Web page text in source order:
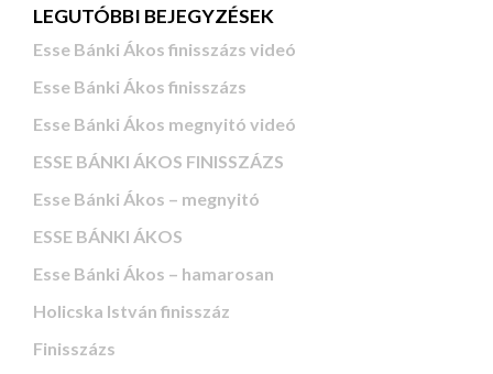
LEGUTÓBBI BEJEGYZÉSEK
Esse Bánki Ákos finisszázs videó
Esse Bánki Ákos finisszázs
Esse Bánki Ákos megnyitó videó
ESSE BÁNKI ÁKOS FINISSZÁZS
Esse Bánki Ákos – megnyitó
ESSE BÁNKI ÁKOS
Esse Bánki Ákos – hamarosan
Holicska István finisszáz
Finisszázs